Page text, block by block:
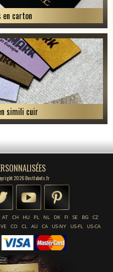
carton
simili cuir
2026 Bestlabels.fr
AT CH HU PL NL DK FI SE BG
CZ
VE CO CL AU CA US-NY US-FL US-CA